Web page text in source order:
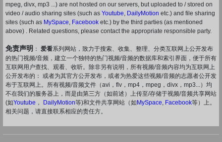
mpeg, divx, mp3 ...) are not hosted on our servers, but uploaded to / stored on
video / audio sharing sites (such as Youtube DailyMotion etc.) and file sharing
sites (such as MySpace Facebook etc.) by the third parties (as mentioned
above) . Related questions, please contact the appropriate responsible party.
免责声明 ： 爱看系列网站，致力于搜索、收集、整理、分类互联网上公开发布
的热门视频/音频，建立一个独特的热门视频/音频的数据库和索引界面，便于所有
互联网用户查找、观看、收听。除非另有说明，所有视频/音频内容均为互联网上
公开发布的： 或者为其官方公开发布，或者为热爱这些视频/音频的志愿者公开发
布于互联网上。所有视频/音频文件（avi，flv，mp4，mpeg，divx，mp3...）均
不在我们的服务器上，而是由第三方（如前述）上传至/存储于视频/音频共享网站
(如Youtube ， DailyMotion等)和文件共享网站（如MySpace Facebook等）上。
相关问题，请直接联系相应的责任方。